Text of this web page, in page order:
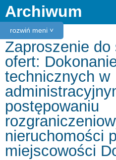
rozwiń meni ˅
Archiwum
Zaproszenie do
ofert:
technicznych w
postępowaniu
nieruchomości
miejscowości